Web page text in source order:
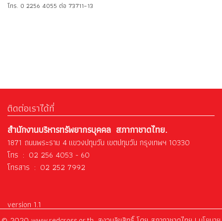
โทร. 0 2256 4055 ต่อ 73711–13
ติดต่อเราได้ที่
สำนักงานบริหารทรัพยากรบุคคล สภากาชาดไทย.
1871 ถนนพระราม 4 แขวงปทุมวัน เขตปทุมวัน กรุงเทพฯ 10330
โทร : 02 256 4053 - 60
โทรสาร : 02 252 7992
version 1.1